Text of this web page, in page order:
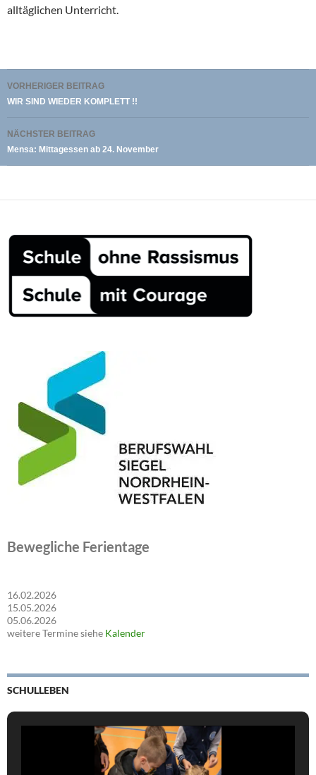
alltäglichen Unterricht.
Beitragsnavigation
VORHERIGER BEITRAG
WIR SIND WIEDER KOMPLETT !!
NÄCHSTER BEITRAG
Mensa: Mittagessen ab 24. November
Bewegliche Ferientage
16.02.2026
15.05.2026
05.06.2026
weitere Termine siehe Kalender
SCHULLEBEN